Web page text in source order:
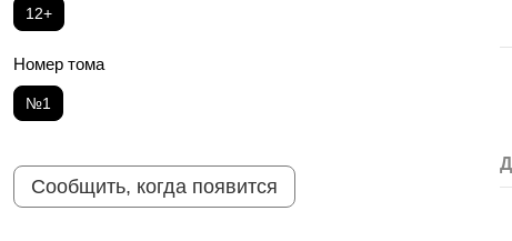
12+
Номер тома
№1
Сообщить, когда появится